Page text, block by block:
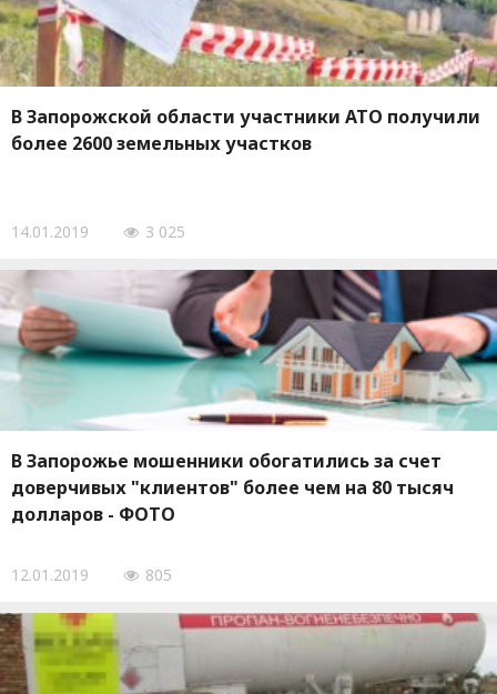
В Запорожской области участники АТО получили
более 2600 земельных участков
14.01.2019 3 025
В Запорожье мошенники обогатились за счет
доверчивых "клиентов" более чем на 80 тысяч
долларов - ФОТО
12.01.2019 805